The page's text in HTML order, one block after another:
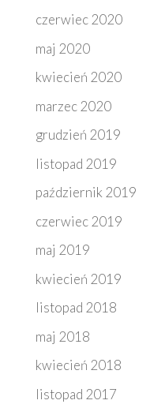
czerwiec 2020
maj 2020
kwiecień 2020
marzec 2020
grudzień 2019
listopad 2019
październik 2019
czerwiec 2019
maj 2019
kwiecień 2019
listopad 2018
maj 2018
kwiecień 2018
listopad 2017